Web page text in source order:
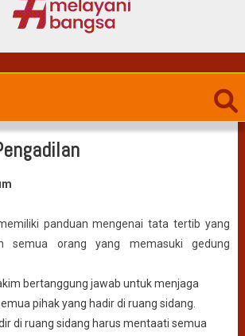
panduan mengenai tata tertib yang
semua orang yang memasuki gedung
bertanggung jawab untuk menjaga
pihak yang hadir di ruang sidang.
di ruang sidang harus mentaati semua